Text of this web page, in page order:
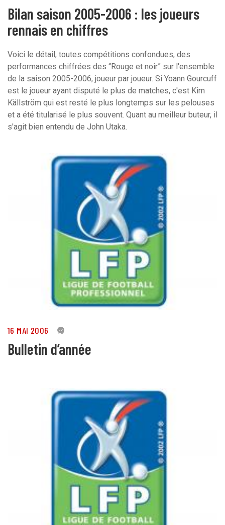
Bilan saison 2005-2006 : les joueurs
rennais en chiffres
Voici le détail, toutes compétitions confondues, des
performances chiffrées des “Rouge et noir” sur l'ensemble
de la saison 2005-2006, joueur par joueur. Si Yoann Gourcuff
est le joueur ayant disputé le plus de matches, c'est Kim
Källström qui est resté le plus longtemps sur les pelouses
et a été titularisé le plus souvent. Quant au meilleur buteur, il
s'agit bien entendu de John Utaka.
16 MAI 2006 0
Bulletin d’année